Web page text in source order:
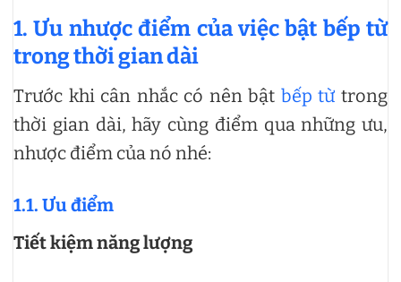
1. Ưu nhược điểm của việc bật bếp từ
trong thời gian dài
Trước khi cân nhắc có nên bật bếp từ trong
thời gian dài, hãy cùng điểm qua những ưu,
nhược điểm của nó nhé:
1.1. Ưu điểm
Tiết kiệm năng lượng